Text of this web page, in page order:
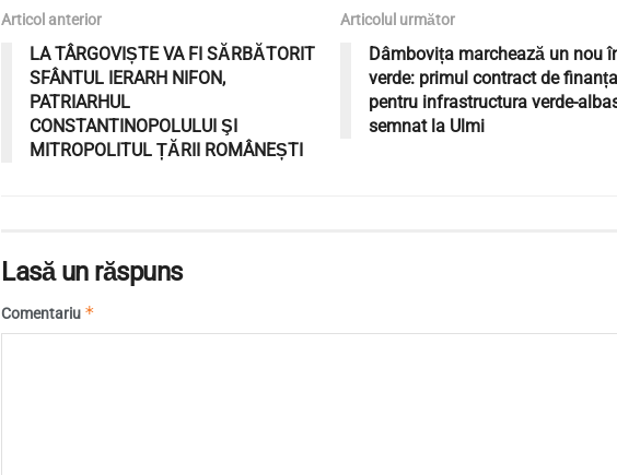
Articol anterior
LA TÂRGOVIȘTE VA FI SĂRBĂTORIT
SFÂNTUL IERARH NIFON,
PATRIARHUL
CONSTANTINOPOLULUI ŞI
MITROPOLITUL ȚĂRII ROMÂNEȘTI
Articolul următor
Dâmbovița marchează un nou
verde: primul contract de
pentru infrastructura verde-
semnat la Ulmi
Lasă un răspuns
Comentariu *